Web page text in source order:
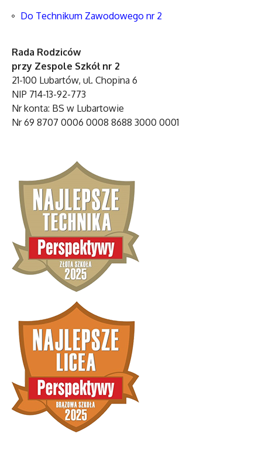
Do Technikum Zawodowego nr 2
Rada Rodziców
przy Zespole Szkół nr 2
21-100 Lubartów, ul. Chopina 6
NIP 714-13-92-773
Nr konta: BS w Lubartowie
Nr 69 8707 0006 0008 8688 3000 0001